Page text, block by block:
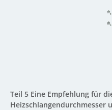
Teil 5 Eine Empfehlung für
Heizschlangendurchmesser